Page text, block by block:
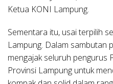
Ketua KONI Lampung.
Sementara itu, usai terpilih
Lampung. Dalam sambutan
mengajak seluruh pengurus
Provinsi Lampung untuk